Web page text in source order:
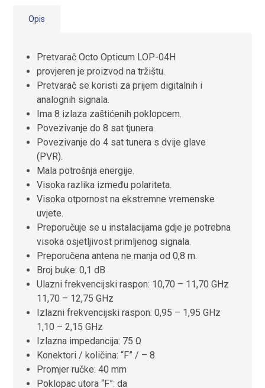
Opis
Pretvarač Octo Opticum LOP-04H
provjeren je proizvod na tržištu.
Pretvarač se koristi za prijem digitalnih i
analognih signala.
Ima 8 izlaza zaštićenih poklopcem.
Povezivanje do 8 sat tjunera.
Povezivanje do 4 sat tunera s dvije glave
(PVR).
Mala potrošnja energije.
Visoka razlika između polariteta.
Visoka otpornost na ekstremne vremenske
uvjete.
Preporučuje se u instalacijama gdje je potrebna
visoka osjetljivost primljenog signala.
Preporučena antena ne manja od 0,8 m.
Broj buke: 0,1 dB
Ulazni frekvencijski raspon: 10,70 – 11,70 GHz
11,70 – 12,75 GHz
Izlazni frekvencijski raspon: 0,95 – 1,95 GHz
1,10 – 2,15 GHz
Izlazna impedancija: 75 Ω
Konektori / količina: “F” / – 8
Promjer ručke: 40 mm
Poklopac utora “F”: da